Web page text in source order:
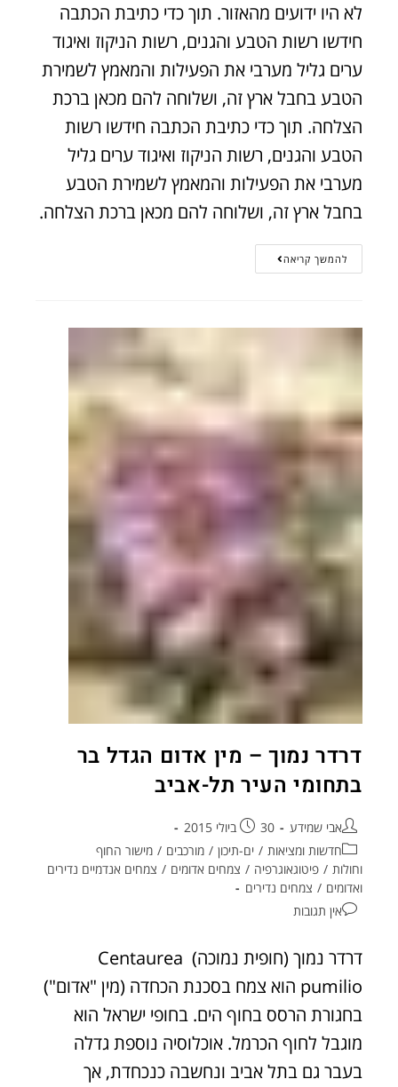
לא היו ידועים מהאזור. תוך כדי כתיבת הכתבה
חידשו רשות הטבע והגנים, רשות הניקוז ואיגוד
ערים גליל מערבי את הפעילות והמאמץ לשמירת
הטבע בחבל ארץ זה, ושלוחה להם מכאן ברכת
הצלחה. תוך כדי כתיבת הכתבה חידשו רשות
הטבע והגנים, רשות הניקוז ואיגוד ערים גליל
מערבי את הפעילות והמאמץ לשמירת הטבע
בחבל ארץ זה, ושלוחה להם מכאן ברכת הצלחה.
להמשך קריאה
דרדר נמוך – מין אדום הגדל בר
בתחומי העיר תל-אביב
אבי שמידע
30 ביולי 2015
חדשות ומציאות / ים-תיכון / מורכבים / מישור החוף
וחולות / פיטוגאוגרפיה / צמחים אדומים / צמחים אנדמיים נדירים
ואדומים / צמחים נדירים
אין תגובות
דרדר נמוך (חופית נמוכה) Centaurea
pumilio הוא צמח בסכנת הכחדה (מין "אדום")
בחגורת הרסס בחוף הים. בחופי ישראל הוא
מוגבל לחוף הכרמל. אוכלוסיה נוספת גדלה
בעבר גם בתל אביב ונחשבה כנכחדת, אך